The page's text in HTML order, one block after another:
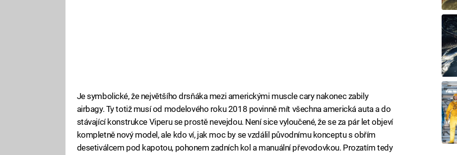
Je symbolické, že největšího drsňáka mezi americkými muscle cary nakonec zabily
airbagy. Ty totiž musí od modelového roku 2018 povinně mít všechna americká auta a do
stávající konstrukce Viperu se prostě nevejdou. Není sice vyloučené, že se za pár let objeví
kompletně nový model, ale kdo ví, jak moc by se vzdálil původnímu konceptu s obřím
desetiválcem pod kapotou, pohonem zadních kol a manuální převodovkou. Prozatím tedy